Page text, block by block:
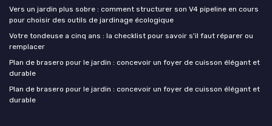
Vers un jardin plus sobre : comment structurer son V4 pipeline en cours
pour choisir des outils de jardinage écologique
Votre tondeuse a cinq ans : la checklist pour savoir s'il faut réparer ou
remplacer
Plan de brasero pour le jardin : concevoir un foyer de cuisson élégant et
durable
Plan de brasero pour le jardin : concevoir un foyer de cuisson élégant et
durable